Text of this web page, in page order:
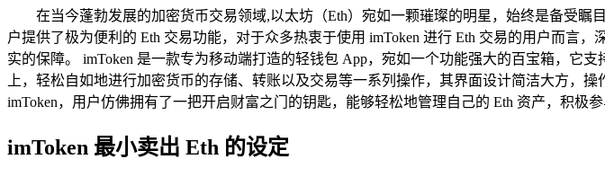
在当今蓬勃发展的加密货币交易领域,以太坊（Eth）宛如一颗璀璨的明星，始终是备受
户提供了极为便利的 Eth 交易功能，对于众多热衷于使用 imToken 进行 Eth 交易的用户而言
实的保障。 imToken 是一款专为移动端打造的轻钱包 App，宛如一个功能强大的百宝箱，它
上，轻松自如地进行加密货币的存储、转账以及交易等一系列操作，其界面设计简洁大方，
imToken，用户仿佛拥有了一把开启财富之门的钥匙，能够轻松地管理自己的 Eth 资产，积极
imToken 最小卖出 Eth 的设定